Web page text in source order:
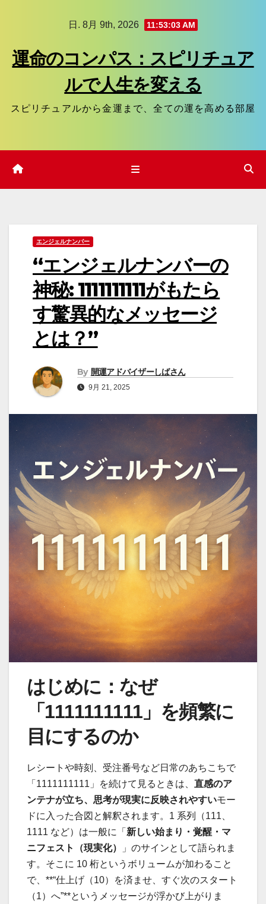
ッ
日. 8月 9th, 2026 11:53:04 AM
運命のコンパス：スピリチュア
ルで人生を変える
スピリチュアルから金運まで、全ての運を高める部屋
エンジェルナンバー
“エンジェルナンバーの
神秘: 1111111111がもたら
す驚異的なメッセージ
とは？”
By 開運アドバイザーしばさん
9月 21, 2025
はじめに：なぜ
「1111111111」を頻繁に
目にするのか
レシートや時刻、受注番号など日常のあちこちで
「1111111111」を続けて見るときは、 直感のア
ンテナが立ち、思考が現実に反映されやすいモー
ドに入った合図と解釈されます。1 系列（111、
1111 など）は一般に「 新しい始まり・覚醒・マ
ニフェスト（現実化）
」のサインとして語られま
す。そこに 10 桁というボリュームが加わること
で、**“仕上げ（10）を済ませ、すぐ次のスタート
（1）へ”**というメッセージが浮かび上がりま